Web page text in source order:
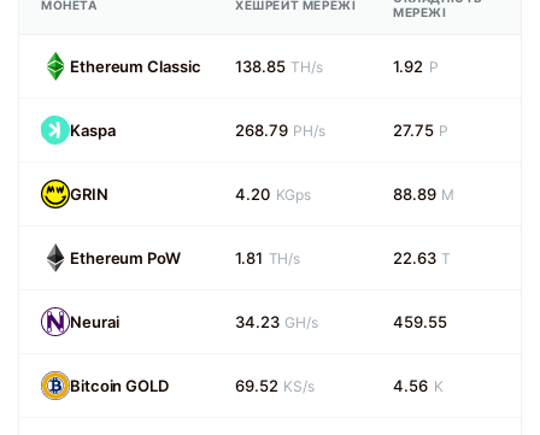
МОНЕТА ХЕШРЕЙТ МЕРЕЖІ
МЕРЕЖІ
Ethereum Classic 138.85 TH/s 1.92 P
Kaspa 268.79 PH/s 27.75 P
GRIN 4.20 KGps 88.89 M
Ethereum PoW 1.81 TH/s 22.63 T
Neurai 34.23 GH/s 459.55
Bitcoin GOLD 69.52 KS/s 4.56 K